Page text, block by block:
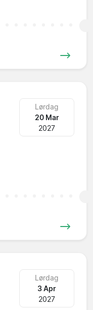
Lørdag
20 Mar
2027
Lørdag
3 Apr
2027